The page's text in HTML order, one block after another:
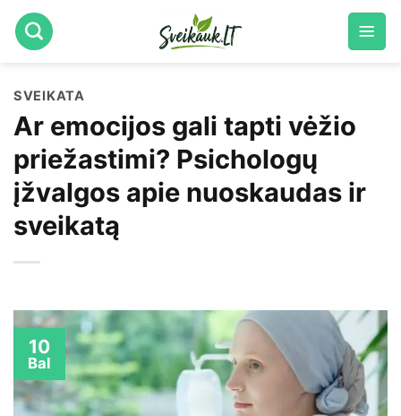
Skip
to
SVEIKATA
Ar emocijos gali tapti vėžio
priežastimi? Psichologų
įžvalgos apie nuoskaudas ir
sveikatą
10
Bal